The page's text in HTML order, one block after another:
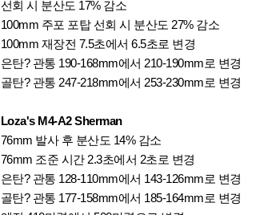
선회 시 분산도 17% 감소
100mm 주포 포탑 선회 시 분산도 27% 감소
100mm 재장전 7.5초에서 6.5초로 변경
은탄? 관통 190-168mm에서 210-190mm로 변경
골탄? 관통 247-218mm에서 253-230mm로 변경
Loza's M4-A2 Sherman
76mm 발사 후 분산도 14% 감소
76mm 조준 시간 2.3초에서 2초로 변경
은탄? 관통 128-110mm에서 143-126mm로 변경
골탄? 관통 177-158mm에서 185-164mm로 변경